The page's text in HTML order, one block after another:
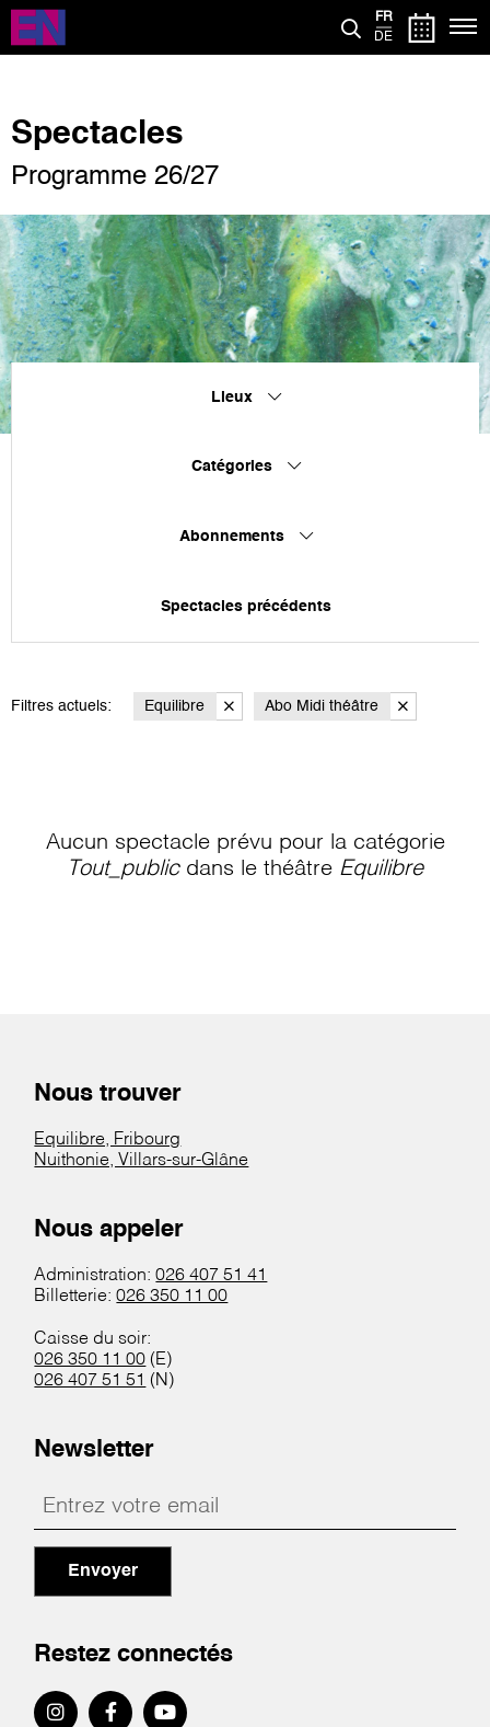
Aller
contenu
FR
DE
Spectacles
Programme 26/27
Lieux
Catégories
Abonnements
Spectacles précédents
Filtres actuels: Equilibre Abo Midi théâtre
Aucun spectacle prévu pour la catégorie
Tout_publicdans le théâtre Equilibre
Nous trouver
Equilibre, Fribourg
Nuithonie, Villars-sur-Glâne
Nous appeler
Administration:026 407 51 41
Billetterie:026 350 11 00
Caisse du soir:
026 350 11 00 (E)
026 407 51 51 (N)
Newsletter
Envoyer
Restez connectés